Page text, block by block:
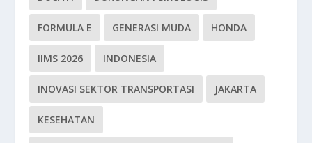
FORMULA E GENERASI MUDA HONDA
IIMS 2026 INDONESIA
INOVASI SEKTOR TRANSPORTASI JAKARTA
KESEHATAN